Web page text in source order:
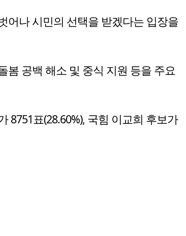
어나 시민의 선택을 받겠다는 입장을
봄 공백 해소 및 중식 지원 등을 주요
8751표(28.60%), 국힘 이교희 후보가